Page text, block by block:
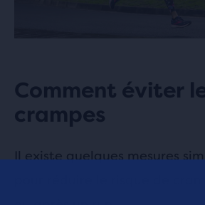
Comment éviter
crampes
Il existe quelques mesures